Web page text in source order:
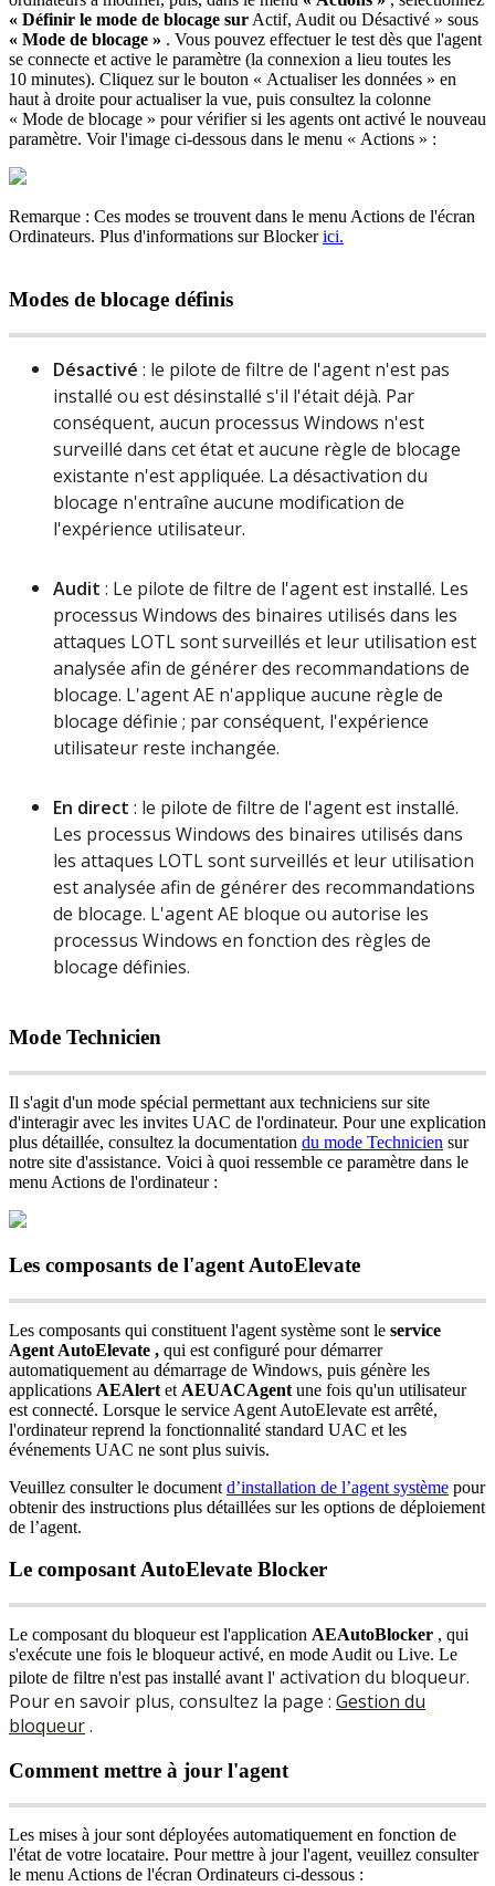
« Définir le mode de blocage sur Actif, Audit ou Désactivé » sous
« Mode de blocage » . Vous pouvez effectuer le test dès que l'agent
se connecte et active le paramètre (la connexion a lieu toutes les
10 minutes). Cliquez sur le bouton « Actualiser les données » en
haut à droite pour actualiser la vue, puis consultez la colonne
« Mode de blocage » pour vérifier si les agents ont activé le nouveau
paramètre. Voir l'image ci-dessous dans le menu « Actions » :
Remarque : Ces modes se trouvent dans le menu Actions de l'écran
Ordinateurs. Plus d'informations sur Blocker ici.
Modes de blocage définis
Désactivé : le pilote de filtre de l'agent n'est pas
installé ou estdésinstallé s'il l'étaitdéjà. Par
conséquent, aucun processus Windows n'est
surveillé dans cetétatetaucune règle de blocage
existante n'estappliquée. La désactivation du
blocage n'entraîne aucune modification de
l'expérience utilisateur.
Audit : Le pilote de filtre de l'agentest installé. Les
processus Windows des binaires utilisés dans les
attaques LOTLsontsurveillés et leur utilisation est
analysée afin de générerdes recommandations de
blocage. L'agentAE n'applique aucune règle de
blocage définie ; parconséquent, l'expérience
utilisateur reste inchangée.
En direct : le pilote de filtre de l'agentest installé.
Les processus Windows des binaires utilisés dans
les attaques LOTLsontsurveillés et leur utilisation
estanalysée afin de générerdes recommandations
de blocage. L'agentAE bloque ou autorise les
processus Windows en fonction des règles de
blocage définies.
Mode Technicien
Il s'agit d'un mode spécial permettant aux techniciens sur site
d'interagir avec les invites UAC de l'ordinateur. Pour une explication
plus détaillée, consultez la documentation du mode Technicien sur
notre site d'assistance. Voici à quoi ressemble ce paramètre dans le
menu Actions de l'ordinateur :
Les composants de l'agent AutoElevate
Les composants qui constituent l'agent système sont le service
Agent AutoElevate , qui est configuré pour démarrer
automatiquement au démarrage de Windows, puis génère les
applications AEAlert et AEUACAgent une fois qu'un utilisateur
est connecté. Lorsque le service Agent AutoElevate est arrêté,
l'ordinateur reprend la fonctionnalité standard UAC et les
événements UAC ne sont plus suivis.
Veuillez consulter le document d’installation de l’agent système pour
obtenir des instructions plus détaillées sur les options de déploiement
de l’agent.
Le composantAutoElevate Blocker
Le composant du bloqueur est l'application AEAutoBlocker , qui
s'exécute une fois le bloqueur activé, en mode Audit ou Live. Le
pilote de filtre n'est pas installé avant l' activation du bloqueur.
Pouren savoir plus, consultez la page : Gestion du
bloqueur.
Comment mettre à jour l'agent
Les mises à jour sont déployées automatiquement en fonction de
l'état de votre locataire. Pour mettre à jour l'agent, veuillez consulter
le menu Actions de l'écran Ordinateurs ci-dessous :